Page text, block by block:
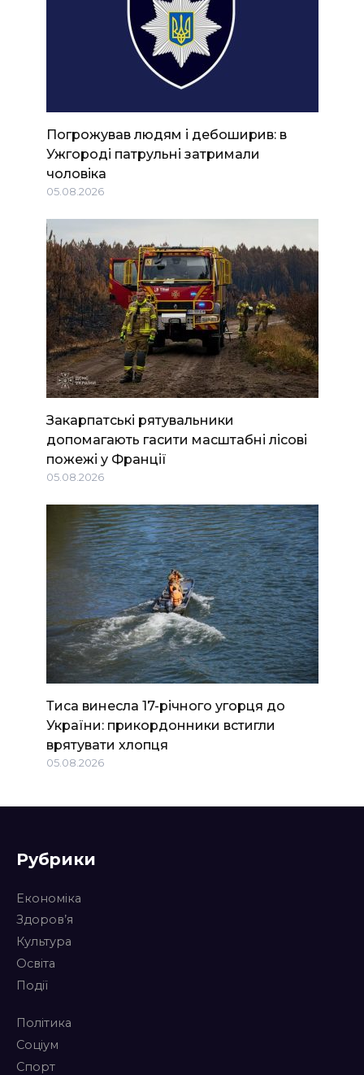
Погрожував людям і дебоширив: в
Ужгороді патрульні затримали
чоловіка
05.08.2026
Закарпатські рятувальники
допомагають гасити масштабні лісові
пожежі у Франції
05.08.2026
Тиса винесла 17-річного угорця до
України: прикордонники встигли
врятувати хлопця
05.08.2026
Рубрики
Економіка
Здоров’я
Культура
Освіта
Події
Політика
Соціум
Спорт